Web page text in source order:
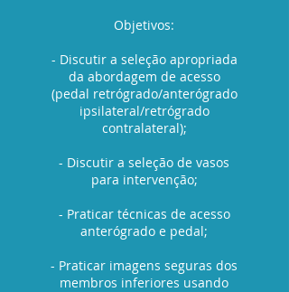
Objetivos:
- Discutir a seleção apropriada
da abordagem de acesso
(pedal retrógrado/anterógrado
ipsilateral/retrógrado
contralateral);
- Discutir a seleção de vasos
para intervenção;
- Praticar técnicas de acesso
anterógrado e pedal;
- Praticar imagens seguras dos
membros inferiores usando